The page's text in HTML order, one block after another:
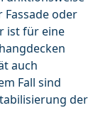
oder
ist für eine
auch
Fall sind
der